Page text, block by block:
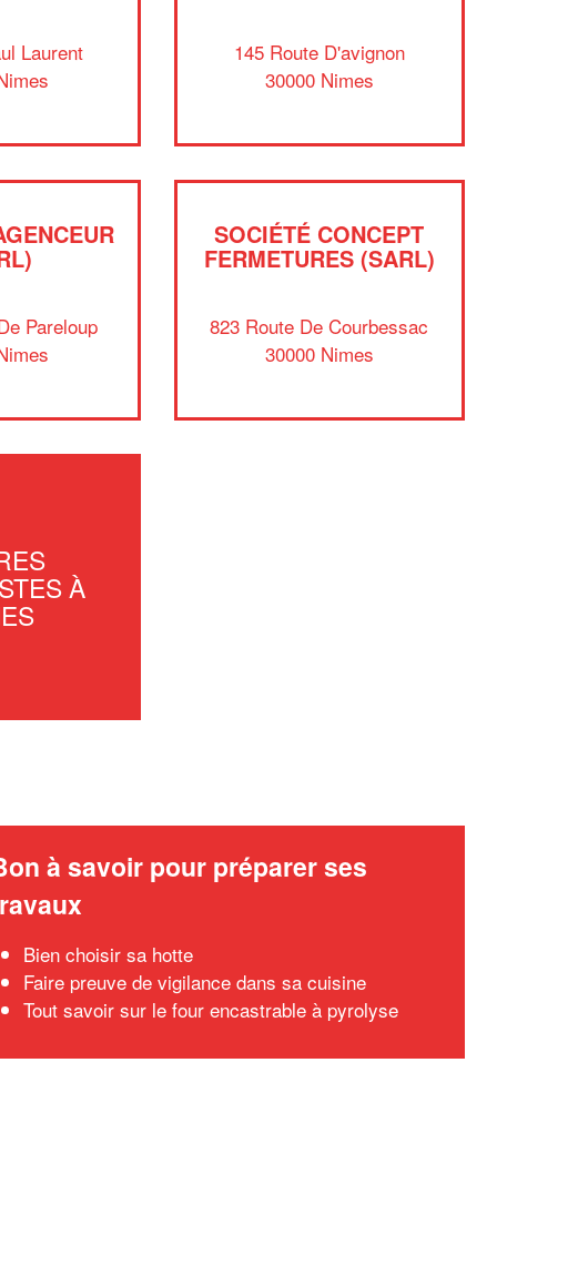
Laurent
145 Route D'avignon
30000 Nimes
Pareloup
SOCIÉTÉ CONCEPT
FERMETURES (SARL)
823 Route De Courbessac
30000 Nimes
À
à savoir pour préparer ses
Bien choisir sa hotte
Faire preuve de vigilance dans sa cuisine
Tout savoir sur le four encastrable à pyrolyse
✕
Vous êtes un
Augmentez votre
nouveaux clients!